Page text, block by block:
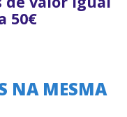
50€
NA MESMA